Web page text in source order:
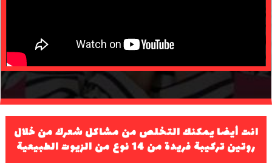
انت أيضا يمكنك التخلص من مشاكل شعرك من خلال
روتين تركيبة فريدة من 14 نوع من الزيوت الطبيعية